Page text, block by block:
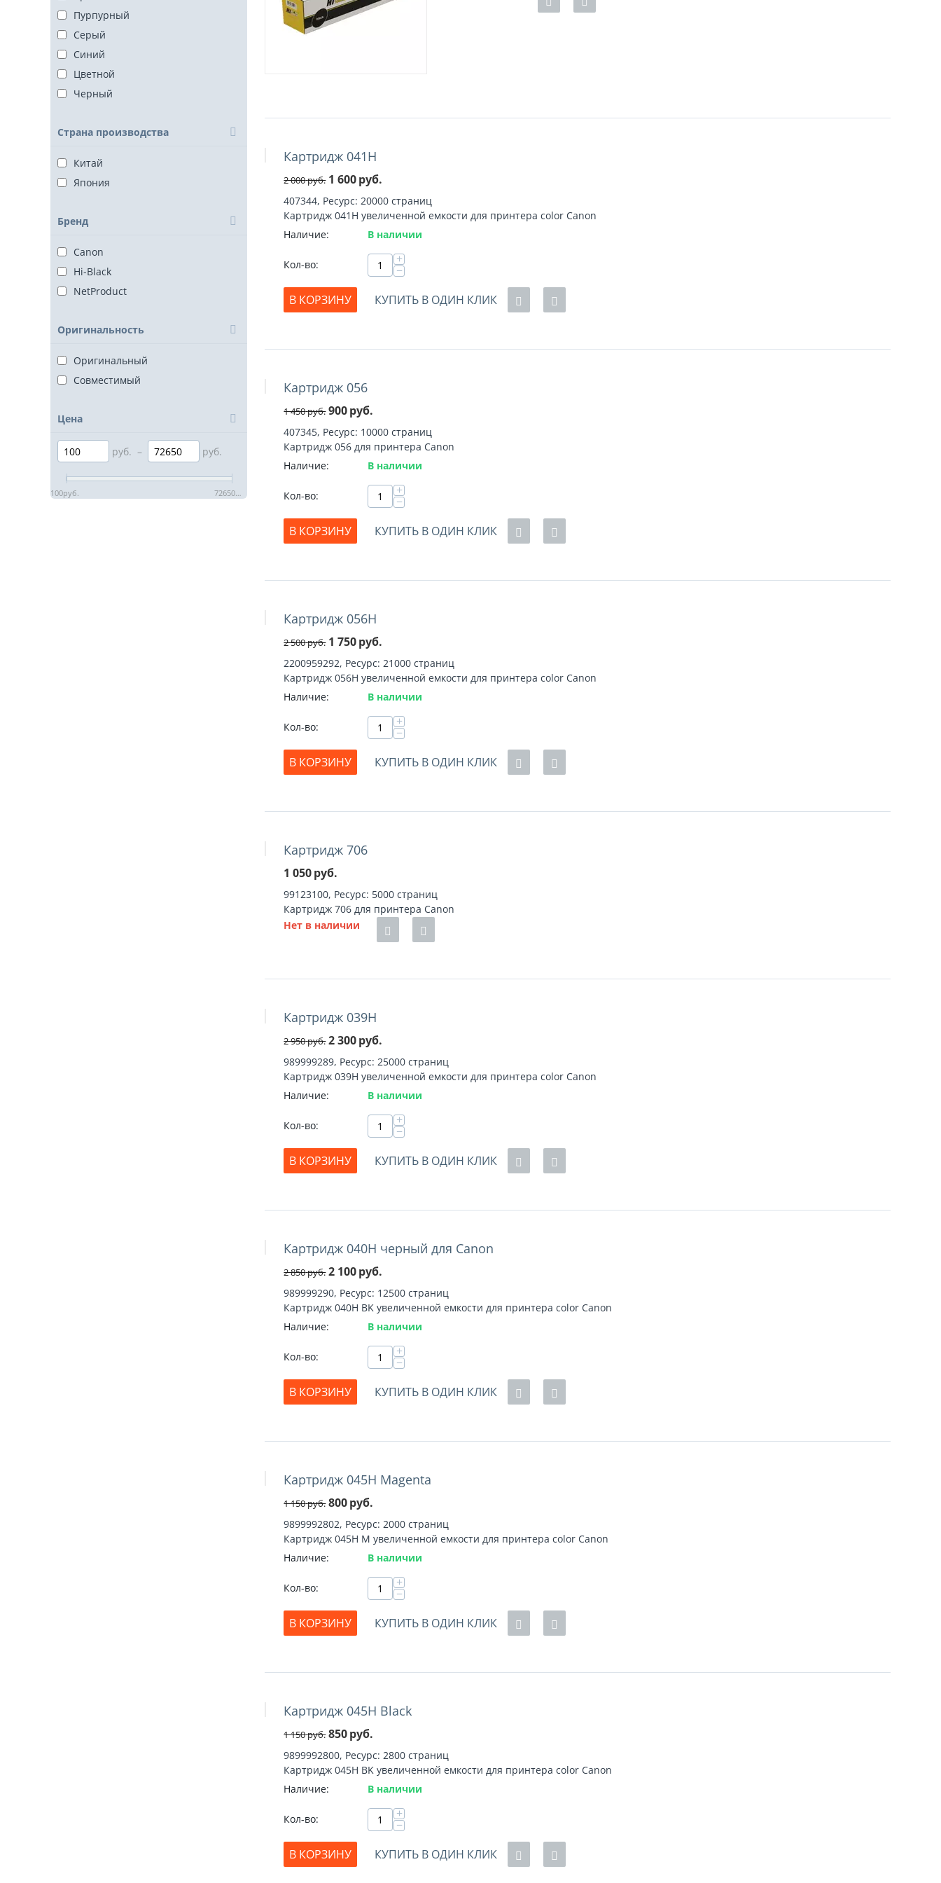
Пурпурный
Серый
Синий
Цветной
Черный
Страна производства
Китай
Япония
Бренд
Canon
Hi-Black
NetProduct
Оригинальность
Оригинальный
Совместимый
Цена
руб. – руб.
100руб. 72650руб.
Скидка 20%
Картридж 041H
2 000руб. 1 600руб.
407344, Ресурс: 20000 страниц
Картридж 041H увеличенной емкости для принтера color Canon
Наличие:
В наличии
Кол-во: +
−
В КОРЗИНУ
КУПИТЬ В ОДИН КЛИК
Скидка 38%
Картридж 056
1 450руб. 900руб.
407345, Ресурс: 10000 страниц
Картридж 056 для принтера Canon
Наличие:
В наличии
Кол-во: +
−
В КОРЗИНУ
КУПИТЬ В ОДИН КЛИК
Скидка 30%
Картридж 056H
2 500руб. 1 750руб.
2200959292, Ресурс: 21000 страниц
Картридж 056H увеличенной емкости для принтера color Canon
Наличие:
В наличии
Кол-во: +
−
В КОРЗИНУ
КУПИТЬ В ОДИН КЛИК
Картридж 706
1 050руб.
99123100, Ресурс: 5000 страниц
Картридж 706 для принтера Canon
Нет в наличии
Скидка 22%
Картридж 039H
2 950руб. 2 300руб.
989999289, Ресурс: 25000 страниц
Картридж 039H увеличенной емкости для принтера color Canon
Наличие:
В наличии
Кол-во: +
−
В КОРЗИНУ
КУПИТЬ В ОДИН КЛИК
Скидка 26%
Картридж 040H черный для Canon
2 850руб. 2 100руб.
989999290, Ресурс: 12500 страниц
Картридж 040H BK увеличенной емкости для принтера color Canon
Наличие:
В наличии
Кол-во: +
−
В КОРЗИНУ
КУПИТЬ В ОДИН КЛИК
Скидка 30%
Картридж 045H Magenta
1 150руб. 800руб.
9899992802, Ресурс: 2000 страниц
Картридж 045H M увеличенной емкости для принтера color Canon
Наличие:
В наличии
Кол-во: +
−
В КОРЗИНУ
КУПИТЬ В ОДИН КЛИК
Скидка 26%
Картридж 045H Black
1 150руб. 850руб.
9899992800, Ресурс: 2800 страниц
Картридж 045H BK увеличенной емкости для принтера color Canon
Наличие:
В наличии
Кол-во: +
−
В КОРЗИНУ
КУПИТЬ В ОДИН КЛИК